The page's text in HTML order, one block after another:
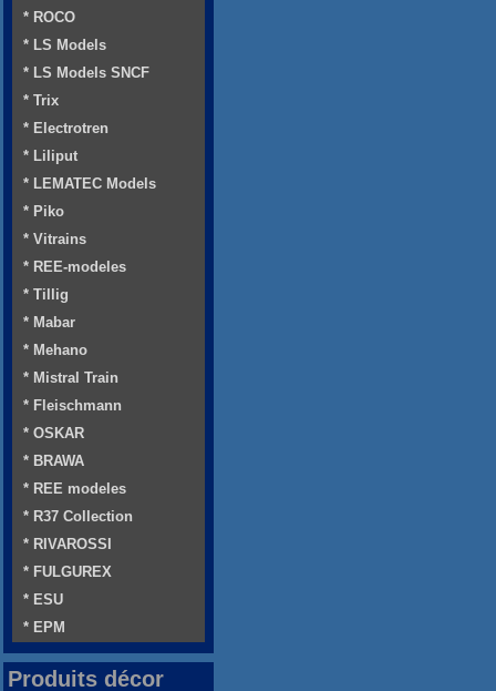
* ROCO
* LS Models
* LS Models SNCF
* Trix
* Electrotren
* Liliput
* LEMATEC Models
* Piko
* Vitrains
* REE-modeles
* Tillig
* Mabar
* Mehano
* Mistral Train
* Fleischmann
* OSKAR
* BRAWA
* REE modeles
* R37 Collection
* RIVAROSSI
* FULGUREX
* ESU
* EPM
Produits décor